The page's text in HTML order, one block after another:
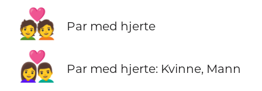
💑 Par med hjerte
👩‍❤️‍👨 Par med hjerte: Kvinne, Mann